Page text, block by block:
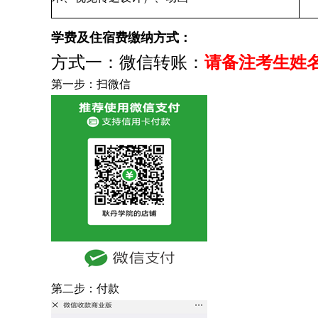
学费及住宿费缴纳方式：
方式一：微信转账： 请备注考生姓
第一步：扫微信
第二步：付款